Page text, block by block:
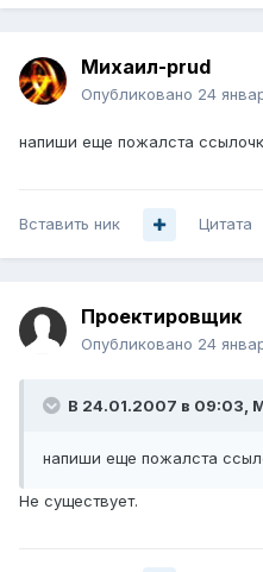
Михаил-prud
Опубликовано 24
напиши еще пожалста
Вставить ник Цитата
Проектировщик
Опубликовано 24
В 24.01.2007 в 09:03,
напиши еще пожалста
Не существует.